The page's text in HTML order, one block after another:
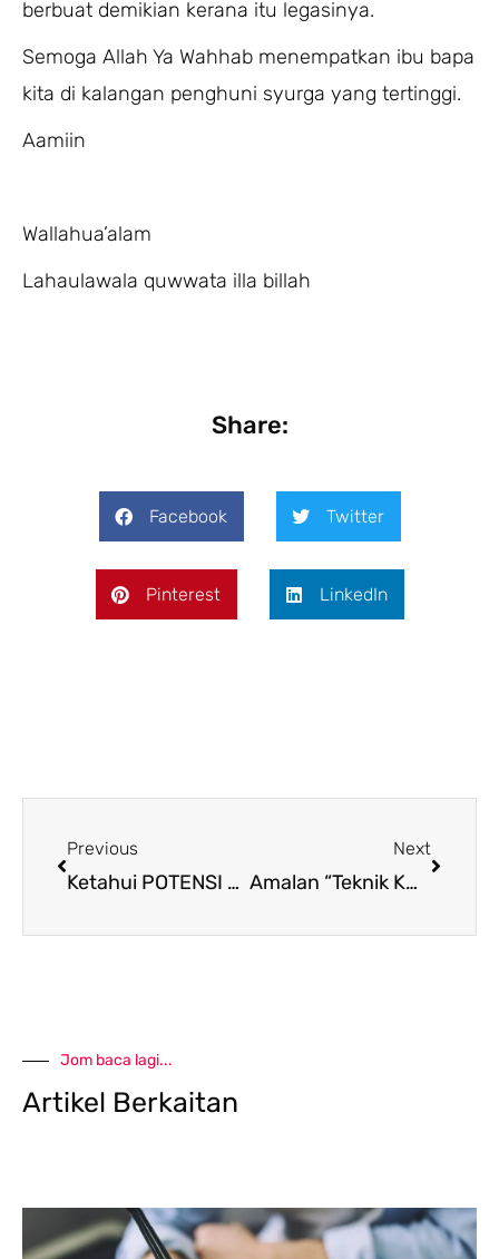
berbuat demikian kerana itu legasinya.
Semoga Allah Ya Wahhab menempatkan ibu bapa
kita di kalangan penghuni syurga yang tertinggi.
Aamiin
Wallahua’alam
Lahaulawala quwwata illa billah
Share:
Facebook Twitter
Pinterest LinkedIn
Previous
Ketahui POTENSI Anak-Anak Kita Yang Hebat
Next
Amalan “Teknik KMD” Untuk Tenang Dan Bahagia
Jom baca lagi...
Artikel Berkaitan